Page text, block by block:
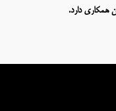
همکاری دارد.